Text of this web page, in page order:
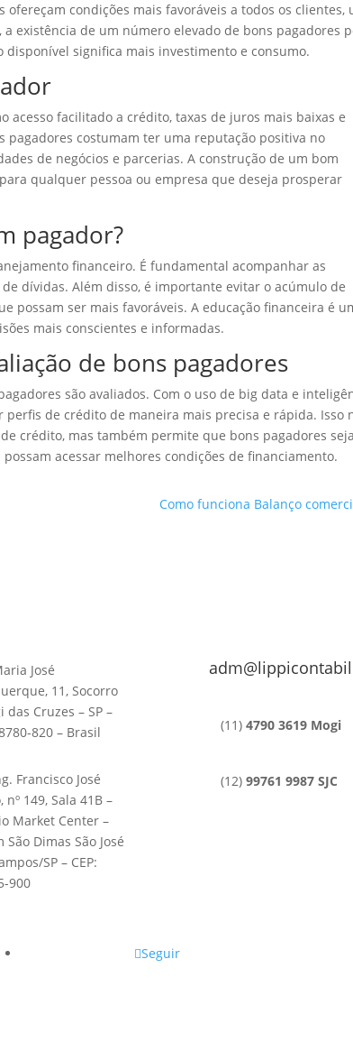
condições mais favoráveis a todos os clientes,
existência de um número elevado de bons pagadores
significa mais investimento e consumo.
acesso facilitado a crédito, taxas de juros mais baixas e
pagadores costumam ter uma reputação positiva no
de negócios e parcerias. A construção de um bom
qualquer pessoa ou empresa que deseja prosperar
pagador?
financeiro. É fundamental acompanhar as
dívidas. Além disso, é importante evitar o acúmulo de
possam ser mais favoráveis. A educação financeira é
mais conscientes e informadas.
de bons pagadores
são avaliados. Com o uso de big data e
de crédito de maneira mais precisa e rápida. Isso
crédito, mas também permite que bons pagadores
acessar melhores condições de financiamento.
Como funciona Balanço
José
11, Socorro
das Cruzes – SP –
820 – Brasil
Francisco José
nº 149, Sala 41B –
Market Center –
São Dimas São José
SP – CEP:
900
(11) 4790 3619 Mogi
(12) 99761 9987 SJC
Seguir